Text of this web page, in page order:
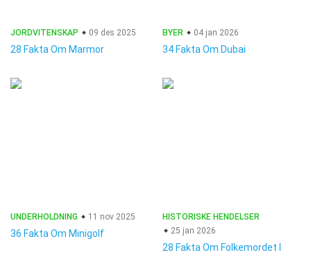
JORDVITENSKAP 09 des 2025
28 Fakta Om Marmor
BYER 04 jan 2026
34 Fakta Om Dubai
UNDERHOLDNING 11 nov 2025
36 Fakta Om Minigolf
HISTORISKE HENDELSER
25 jan 2026
28 Fakta Om Folkemordet I